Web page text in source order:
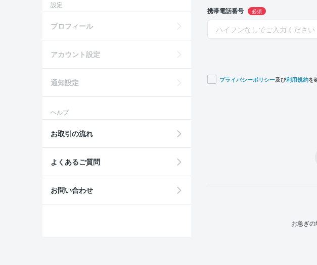
携帯電話番号 必須
プライバシーポリシー及び利用規約を
お急ぎの
設定
プロフィール
アカウント設定
通知設定
ヘルプ
お取引の流れ
よくあるご質問
お問い合わせ